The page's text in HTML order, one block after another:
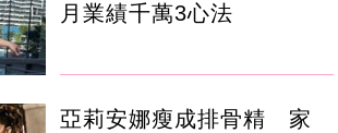
月業績千萬3心法
亞莉安娜瘦成排骨精 家